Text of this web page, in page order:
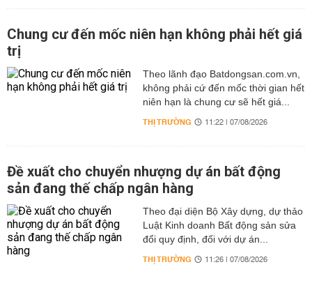
Chung cư đến mốc niên hạn không phải hết giá
trị
Theo lãnh đạo Batdongsan.com.vn,
không phải cứ đến mốc thời gian hết
niên hạn là chung cư sẽ hết giá...
THỊ TRƯỜNG 11:22 | 07/08/2026
Đề xuất cho chuyển nhượng dự án bất động
sản đang thế chấp ngân hàng
Theo đại diện Bộ Xây dựng, dự thảo
Luật Kinh doanh Bất động sản sửa
đổi quy định, đối với dự án...
THỊ TRƯỜNG 11:26 | 07/08/2026